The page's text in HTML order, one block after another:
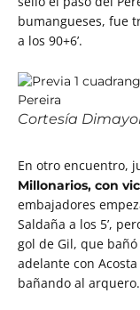
bumangueses, fue
a los 90+6’.
Cortesía
En otro encuentro,
Millonarios, con
embajadores
Saldaña a los 5’,
gol de Gil, que
adelante con
bañando al arquero.